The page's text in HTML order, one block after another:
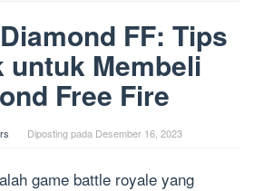
FF: Tips
untuk Membeli
Free Fire
Diposting pada Desember 16, 2023
game battle royale yang